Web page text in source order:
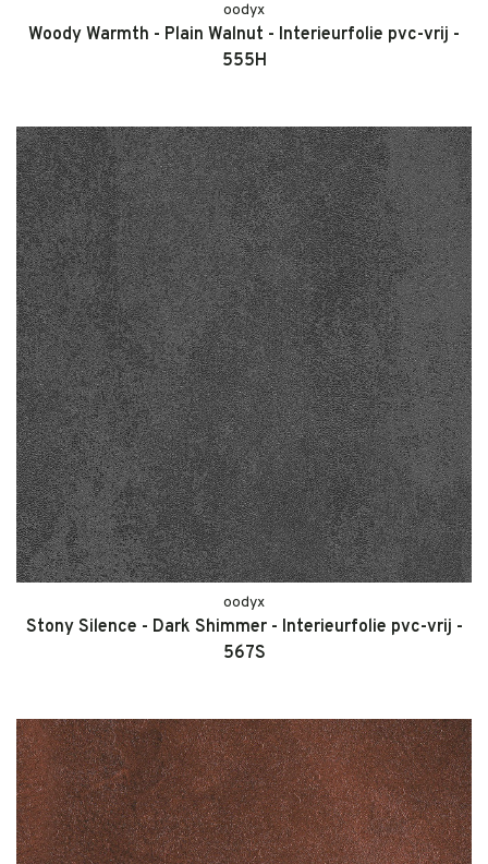
oodyx
Woody Warmth - Plain Walnut - Interieurfolie pvc-vrij -
555H
oodyx
Stony Silence - Dark Shimmer - Interieurfolie pvc-vrij -
567S